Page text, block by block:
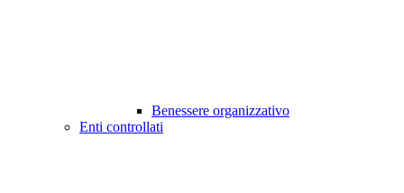
Benessere organizzativo
Enti controllati